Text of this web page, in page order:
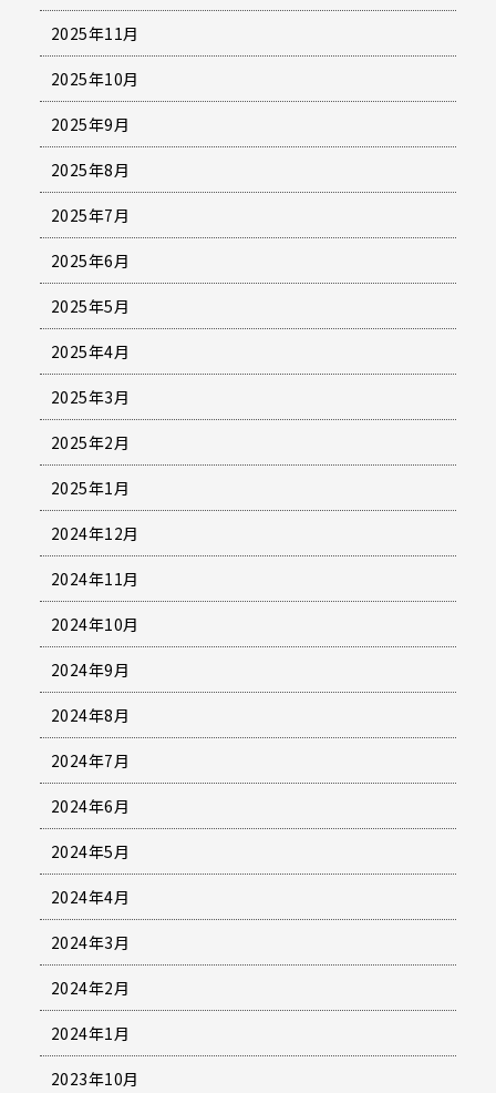
2025年11月
2025年10月
2025年9月
2025年8月
2025年7月
2025年6月
2025年5月
2025年4月
2025年3月
2025年2月
2025年1月
2024年12月
2024年11月
2024年10月
2024年9月
2024年8月
2024年7月
2024年6月
2024年5月
2024年4月
2024年3月
2024年2月
2024年1月
2023年10月